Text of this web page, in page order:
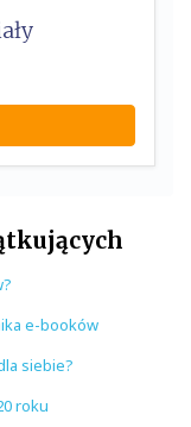
e-booków
siebie?
roku